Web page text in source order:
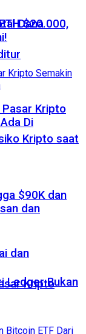
Dana
Kripto saat
dan
Kripto
$20.000,
Kripto
Di
$90K dan
dan
Ledger Bukan